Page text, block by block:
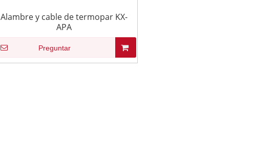
Alambre y cable de termopar KX-
APA
Preguntar